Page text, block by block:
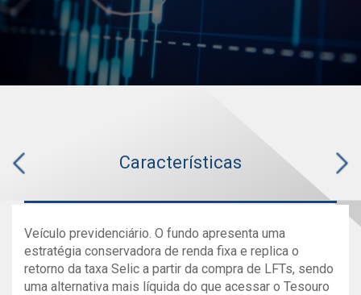
Características
Veículo previdenciário. O fundo apresenta uma
estratégia conservadora de renda fixa e replica o
retorno da taxa Selic a partir da compra de LFTs, sendo
uma alternativa mais líquida do que acessar o Tesouro